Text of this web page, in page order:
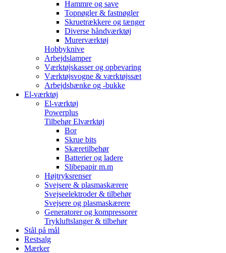
Hammre og save
Topnøgler & fastnøgler
Skruetrækkere og tænger
Diverse håndværktøj
Murerværktøj
Hobbyknive
Arbejdslamper
Værktøjskasser og opbevaring
Værktøjsvogne & værktøjssæt
Arbejdsbænke og -bukke
El-værktøj
El-værktøj
Powerplus
Tilbehør Elværktøj
Bor
Skrue bits
Skæretilbehør
Batterier og ladere
Slibepapir m.m
Højtryksrenser
Svejsere & plasmaskærere
Svejseelektroder & tilbehør
Svejsere og plasmaskærere
Generatorer og kompressorer
Trykluftslanger & tilbehør
Stål på mål
Restsalg
Mærker